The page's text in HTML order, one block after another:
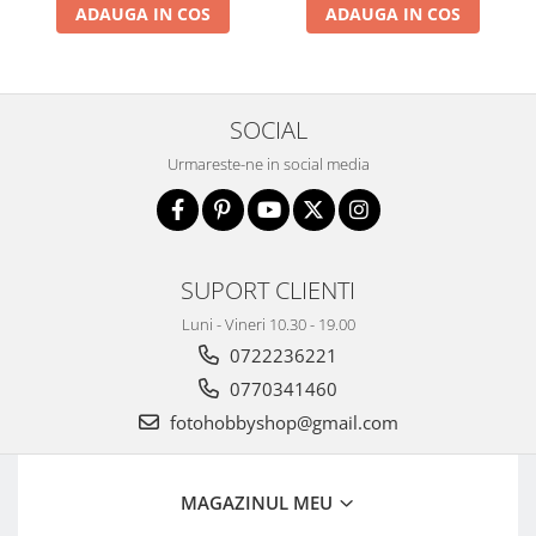
Camere Video Cinematice
Accesorii camere video de actiune
Acumulatori camere video
Huse Protectie / Ploaie camere
Accesorii diverse pt camere video
Camere Video Cinematice
Camere Video Compacte
ADAUGA IN COS ADAUGA IN COS
SOCIAL
Urmareste-ne in social media
SUPORT CLIENTI
Luni - Vineri 10.30 - 19.00
0722236221
0770341460
fotohobbyshop@gmail.com
MAGAZINUL MEU